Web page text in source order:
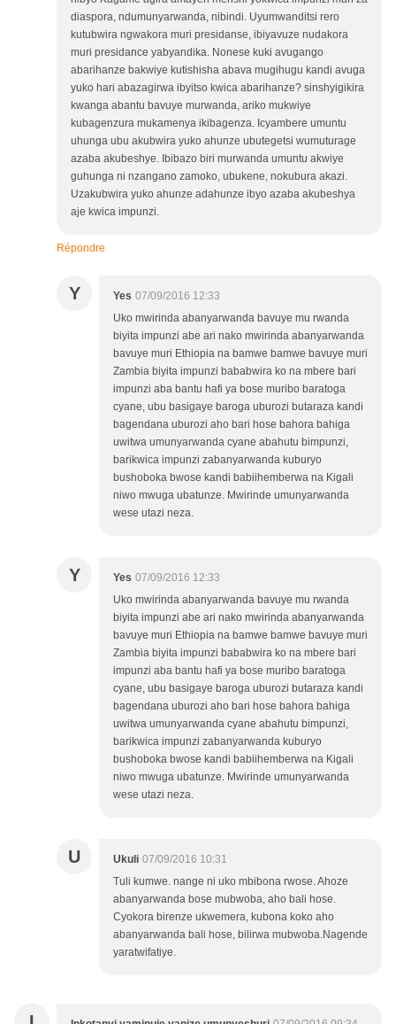
diaspora, ndumunyarwanda, nibindi. Uyumwanditsi rero
kutubwira ngwakora muri presidanse, ibiyavuze nudakora
muri presidance yabyandika. Nonese kuki avugango
abarihanze bakwiye kutishisha abava mugihugu kandi avuga
yuko hari abazagirwa ibyitso kwica abarihanze? sinshyigikira
kwanga abantu bavuye murwanda, ariko mukwiye
kubagenzura mukamenya ikibagenza. Icyambere umuntu
uhunga ubu akubwira yuko ahunze ubutegetsi wumuturage
azaba akubeshye. Ibibazo biri murwanda umuntu akwiye
guhunga ni nzangano zamoko, ubukene, nokubura akazi.
Uzakubwira yuko ahunze adahunze ibyo azaba akubeshya
aje kwica impunzi.
Répondre
Y Yes 07/09/2016 12:33
Uko mwirinda abanyarwanda bavuye mu rwanda
biyita impunzi abe ari nako mwirinda abanyarwanda
bavuye muri Ethiopia na bamwe bamwe bavuye muri
Zambia biyita impunzi bababwira ko na mbere bari
impunzi aba bantu hafi ya bose muribo baratoga
cyane, ubu basigaye baroga uburozi butaraza kandi
bagendana uburozi aho bari hose bahora bahiga
uwitwa umunyarwanda cyane abahutu bimpunzi,
barikwica impunzi zabanyarwanda kuburyo
bushoboka bwose kandi babiihemberwa na Kigali
niwo mwuga ubatunze. Mwirinde umunyarwanda
wese utazi neza.
Y Yes 07/09/2016 12:33
Uko mwirinda abanyarwanda bavuye mu rwanda
biyita impunzi abe ari nako mwirinda abanyarwanda
bavuye muri Ethiopia na bamwe bamwe bavuye muri
Zambia biyita impunzi bababwira ko na mbere bari
impunzi aba bantu hafi ya bose muribo baratoga
cyane, ubu basigaye baroga uburozi butaraza kandi
bagendana uburozi aho bari hose bahora bahiga
uwitwa umunyarwanda cyane abahutu bimpunzi,
barikwica impunzi zabanyarwanda kuburyo
bushoboka bwose kandi babiihemberwa na Kigali
niwo mwuga ubatunze. Mwirinde umunyarwanda
wese utazi neza.
U Ukuli 07/09/2016 10:31
Tuli kumwe. nange ni uko mbibona rwose. Ahoze
abanyarwanda bose mubwoba, aho bali hose.
Cyokora birenze ukwemera, kubona koko aho
abanyarwanda bali hose, bilirwa mubwoba.Nagende
yaratwifatiye.